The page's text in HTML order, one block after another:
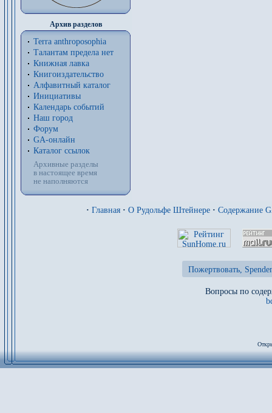
Архив разделов
Terra anthroposophia
Талантам предела нет
Книжная лавка
Книгоиздательство
Алфавитный каталог
Инициативы
Календарь событий
Наш город
Форум
GA-онлайн
Каталог ссылок
Архивные разделы
в настоящее время
не наполняются
· Главная · О Рудольфе Штейнере · Содержание
Пожертвовать,
Вопросы по